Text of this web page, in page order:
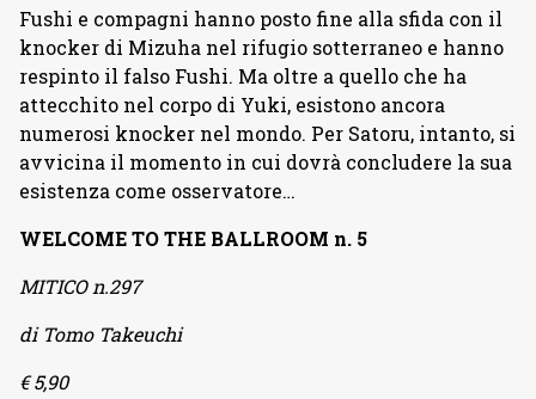
Fushi e compagni hanno posto fine alla sfida con il
knocker di Mizuha nel rifugio sotterraneo e hanno
respinto il falso Fushi. Ma oltre a quello che ha
attecchito nel corpo di Yuki, esistono ancora
numerosi knocker nel mondo. Per Satoru, intanto, si
avvicina il momento in cui dovrà concludere la sua
esistenza come osservatore…
WELCOME TO THE BALLROOM n. 5
MITICO n.297
di Tomo Takeuchi
€ 5,90